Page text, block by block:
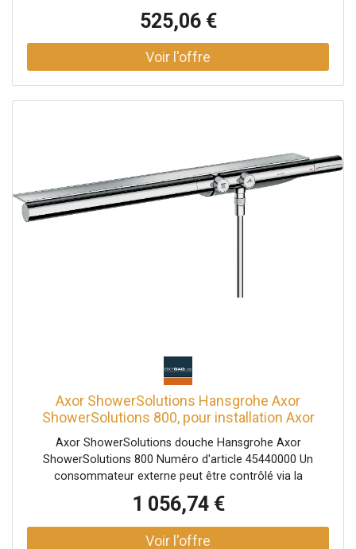
bouton Select Serrure de sécurité 40 degrés Veuillez
commander iBox 01800180 séparément - non inclus
525,06 €
Axor ShowerSolutions Hansgrohe Axor
ShowerSolutions 800, pour installation Axor
ShowerSolutions dissimulée, 45440000,
chrome
Axor ShowerSolutions douche Hansgrohe Axor
ShowerSolutions 800 Numéro d'article 45440000 Un
consommateur externe peut être contrôlé via la
connexion encastrée G ½ 2 Verbraucher utilisation
simultanée de plusieurs consommateurs Select en
marche / arrêt pratique de 2 consommateurs via le
bouton Select Serrure de sécurité à 40 ° C Débit
1 056,74 €